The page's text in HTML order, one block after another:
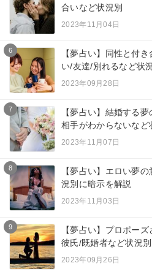
合いなど状況別
2023年11月04日
6
【夢占い】同性と付
い/友達/別れるなど状
2023年09月28日
7
【夢占い】結婚する
相手がわからないなど
2023年11月07日
8
【夢占い】エロい夢
況別に暗示を解説
2023年11月03日
9
【夢占い】プロポー
彼氏/既婚者など状況別
2023年09月26日